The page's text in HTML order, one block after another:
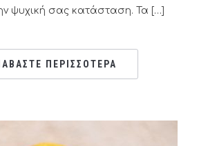
ψυχική σας κατάσταση. Τα […]
ΠΕΡΙΣΣΟΤΕΡΑ